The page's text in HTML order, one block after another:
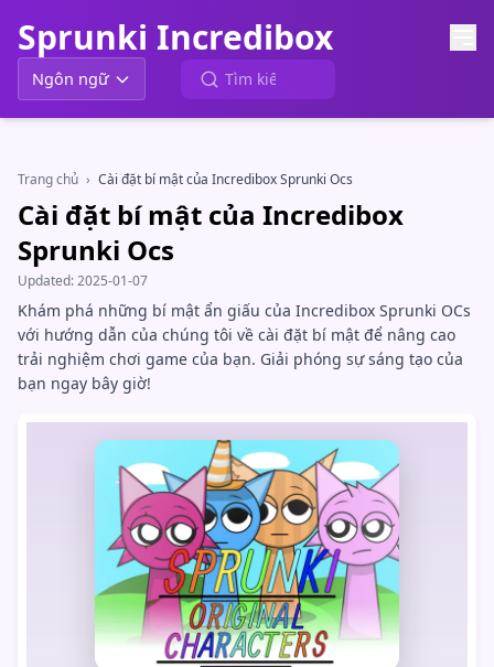
Sprunki Incredibox
Ngôn ngữ
Trang chủ › Cài đặt bí mật của Incredibox Sprunki Ocs
Cài đặt bí mật của Incredibox
Sprunki Ocs
Updated:2025-01-07
Khám phá những bí mật ẩn giấu của Incredibox Sprunki OCs
với hướng dẫn của chúng tôi về cài đặt bí mật để nâng cao
trải nghiệm chơi game của bạn. Giải phóng sự sáng tạo của
bạn ngay bây giờ!